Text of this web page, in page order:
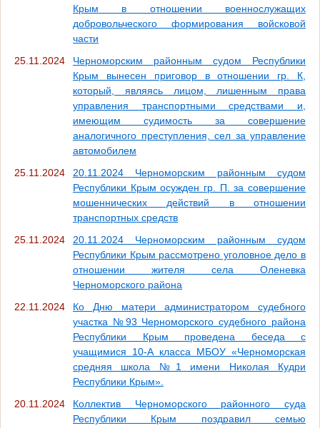
Крым в отношении военнослужащих
добровольческого формирования войсковой
части
25.11.2024
Черноморским районным судом Республики
Крым вынесен приговор в отношении гр. К,
который, являясь лицом, лишенным права
управления транспортными средствами и,
имеющим судимость за совершение
аналогичного преступления, сел за управление
автомобилем
25.11.2024
20.11.2024 Черноморским районным судом
Республики Крым осужден гр. П. за совершение
мошеннических действий в отношении
транспортных средств
25.11.2024
20.11.2024 Черноморским районным судом
Республики Крым рассмотрено уголовное дело в
отношении жителя села Оленевка
Черноморского района
22.11.2024
Ко Дню матери администратором судебного
участка №93 Черноморского судебного района
Республики Крым проведена беседа с
учащимися 10-А класса МБОУ «Черноморская
средняя школа №1 имени Николая Кудри
Республики Крым».
20.11.2024
Коллектив Черноморского районного суда
Республики Крым поздравил семью